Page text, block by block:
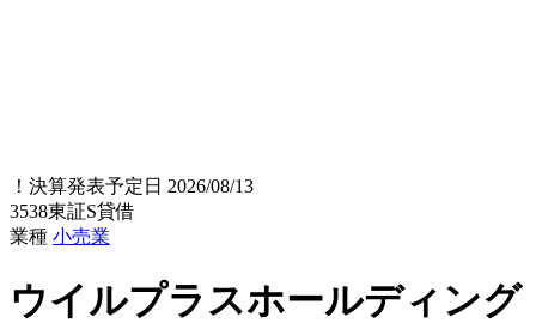
！ 決算発表予定日 2026/08/13
3538東証S貸借
業種 小売業
ウイルプラスホールディング